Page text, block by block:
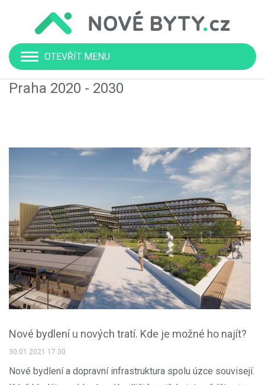
OTEVŘÍT MENU
Praha 2020 - 2030
Nové bydlení u nových tratí. Kde je možné ho najít?
30.01.2021 17:30
Nové bydlení a dopravní infrastruktura spolu úzce souvisejí.